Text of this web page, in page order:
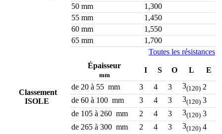
50 mm
1,300
55 mm
1,450
60 mm
1,550
65 mm
1,700
Toutes les résistances
Classement
ISOLE
Épaisseur
mm
I S O L
E
de 20 à 55 mm
3 4 3 3(120) 2
de 60 à 100 mm
3 4 3 3(120) 3
de 105 à 260 mm
2 4 3 3(120) 3
de 265 à 300 mm
2 4 3 3(120) 4